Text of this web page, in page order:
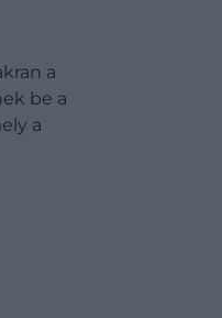
a
be a
a